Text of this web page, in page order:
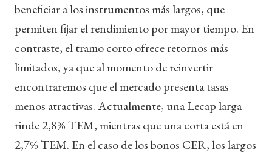
beneficiar a los instrumentos más largos, que
permiten fijar el rendimiento por mayor tiempo. En
contraste, el tramo corto ofrece retornos más
limitados, ya que al momento de reinvertir
encontraremos que el mercado presenta tasas
menos atractivas. Actualmente, una Lecap larga
rinde 2,8% TEM, mientras que una corta está en
2,7% TEM. En el caso de los bonos CER, los largos